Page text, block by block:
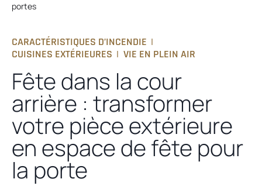
portes
CARACTÉRISTIQUES D’INCENDIE |
CUISINES EXTÉRIEURES | VIE EN PLEIN AIR
Fête dans la cour
arrière : transformer
votre pièce extérieure
en espace de fête pour
la porte